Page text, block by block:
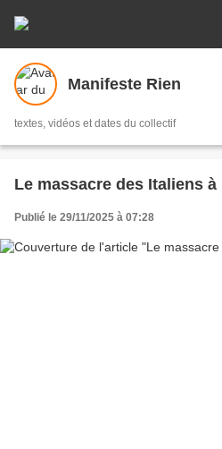
Manifeste Rien
textes, vidéos et dates du collectif
Le massacre des Italiens à
Publié le 29/11/2025 à 07:28